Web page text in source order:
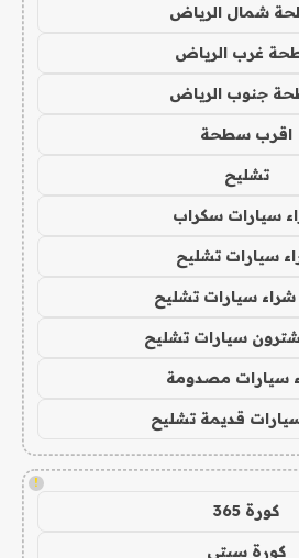
شمال الرياض
غرب الرياض
جنوب الرياض
اقرب سطحة
تشليح
سيارات سكراب
سيارات تشليح
سيارات تشليح
سيارات تشليح
سيارات مصدومة
قديمة تشليح
!
كورة 365
كورة سيتي